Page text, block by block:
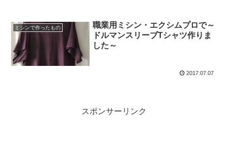
ミシンで作ったもの
職業用ミシン・エクシムプロで～
ドルマンスリーブTシャツ作りま
した～
2017.07.07
スポンサーリンク